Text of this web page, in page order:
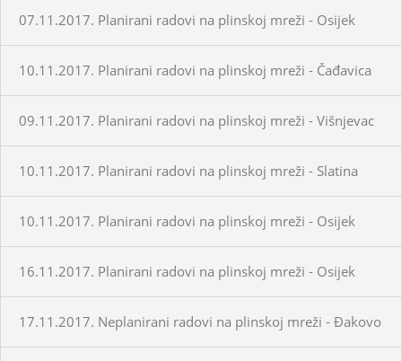
07.11.2017. Planirani radovi na plinskoj mreži - Osijek
10.11.2017. Planirani radovi na plinskoj mreži - Čađavica
09.11.2017. Planirani radovi na plinskoj mreži - Višnjevac
10.11.2017. Planirani radovi na plinskoj mreži - Slatina
10.11.2017. Planirani radovi na plinskoj mreži - Osijek
16.11.2017. Planirani radovi na plinskoj mreži - Osijek
17.11.2017. Neplanirani radovi na plinskoj mreži - Đakovo